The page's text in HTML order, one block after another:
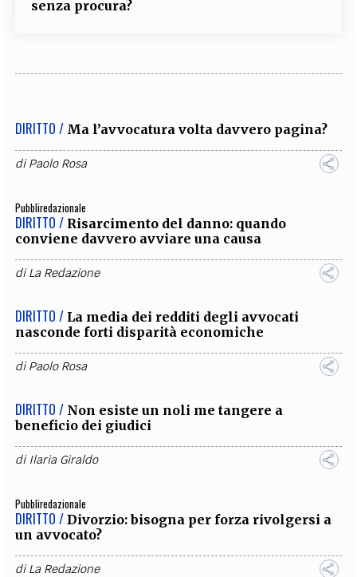
senza procura?
DIRITTO / Ma l’avvocatura volta davvero pagina?
diPaolo Rosa
Pubbliredazionale
DIRITTO / Risarcimento del danno: quando
conviene davvero avviare una causa
diLa Redazione
DIRITTO / La media dei redditi degli avvocati
nasconde forti disparità economiche
diPaolo Rosa
DIRITTO / Non esiste un noli me tangere a
beneficio dei giudici
di Ilaria Giraldo
Pubbliredazionale
DIRITTO / Divorzio: bisogna per forza rivolgersi a
un avvocato?
diLa Redazione